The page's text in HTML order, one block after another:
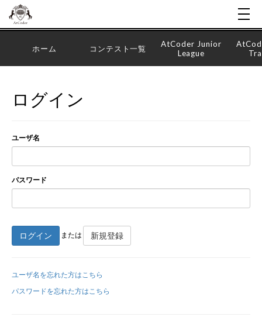
新規登録
ホーム コンテスト一覧
AtCoder Junior
League
ログイン
ユーザ名
パスワード
ログイン または 新規登録
ユーザ名を忘れた方はこちら
パスワードを忘れた方はこちら